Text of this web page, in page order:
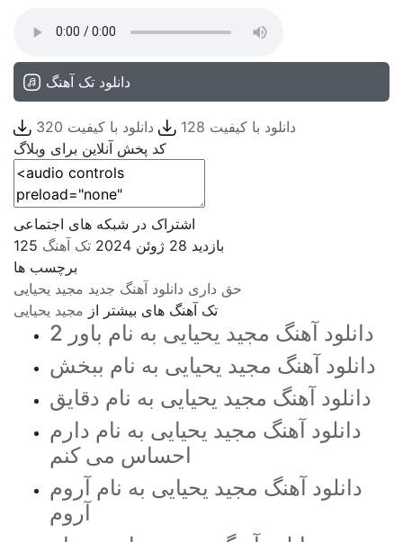
دانلود تک آهنگ
دانلود با کیفیت 128
دانلود با کیفیت 320
کد پخش آنلاین برای وبلاگ
اشتراک در شبکه های اجتماعی
125 بازدید 28 ژوئن 2024
تک آهنگ
برچسب ها
حق داری دانلود آهنگ جدید مجید یحیایی
تک آهنگ های بیشتر از مجید یحیایی
دانلود آهنگ مجید یحیایی به نام باور 2
دانلود آهنگ مجید یحیایی به نام ببخش
دانلود آهنگ مجید یحیایی به نام دقایق
دانلود آهنگ مجید یحیایی به نام دارم
احساس می کنم
دانلود آهنگ مجید یحیایی به نام آروم
آروم